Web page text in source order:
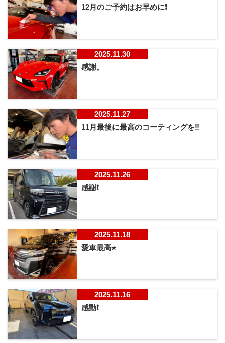
12月のご予約はお早めに❗️
2025.11.30
感謝。
2025.11.27
11月最後に最高のコーティングを‼️
2025.11.26
感謝❗
2025.11.18
愛車最高⭐︎
2025.11.16
感動❗